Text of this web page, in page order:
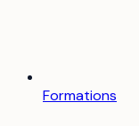
Formations